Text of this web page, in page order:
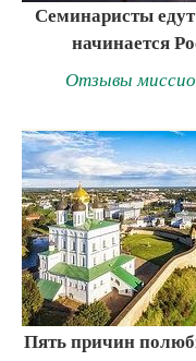
Семинаристы едут
начинается
Отзывы
Пять причин